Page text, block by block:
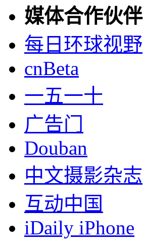
媒体合作伙伴
每日环球视野
cnBeta
一五一十
广告门
Douban
中文摄影杂志
互动中国
iDaily iPhone